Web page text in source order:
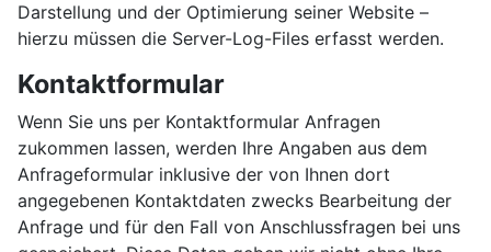
Darstellung und der Optimierung seiner Website –
hierzu müssen die Server-Log-Files erfasst werden.
Kontaktformular
Wenn Sie uns per Kontaktformular Anfragen
zukommen lassen, werden Ihre Angaben aus dem
Anfrageformular inklusive der von Ihnen dort
angegebenen Kontaktdaten zwecks Bearbeitung der
Anfrage und für den Fall von Anschlussfragen bei uns